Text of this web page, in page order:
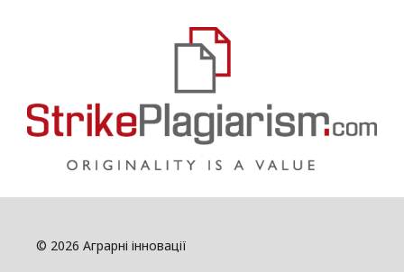
© 2026 Аграрні інновації